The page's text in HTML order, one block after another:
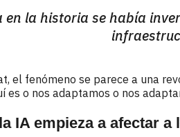
en la historia se había
el fenómeno se parece a una
es o nos adaptamos o nos
IA empieza a afectar a